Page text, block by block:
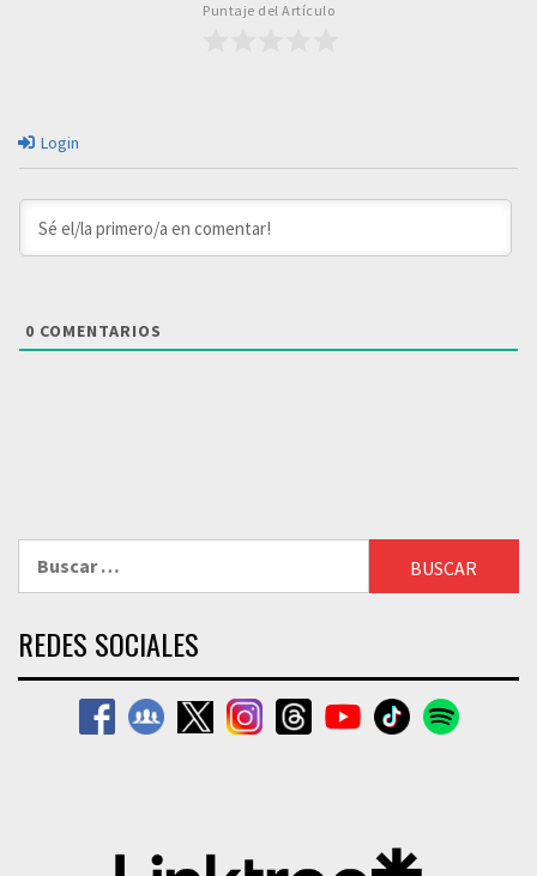
Puntaje del Artículo
Login
0 COMENTARIOS
REDES SOCIALES